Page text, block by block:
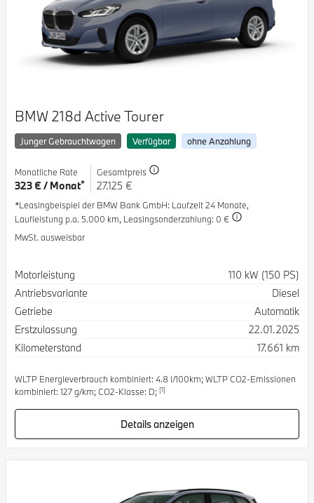
BMW 218d Active Tourer
Junger Gebrauchtwagen Verfügbar ohne Anzahlung
Monatliche Rate
323 € / Monat*
Gesamtpreis
27.125 €
*Leasingbeispiel der BMW Bank GmbH: Laufzeit 24 Monate,
Laufleistung p.a. 5.000 km, Leasingsonderzahlung: 0 €
MwSt. ausweisbar
Spezifikation
Motorleistung
110 kW (150 PS)
Antriebsvariante
Diesel
Getriebe
Automatik
Erstzulassung
22.01.2025
Kilometerstand
17.661 km
WLTP Energieverbrauch kombiniert: 4.8 l/100km; WLTP CO2-Emissionen
kombiniert: 127 g/km; CO2-Klasse: D; [1]
Details anzeigen